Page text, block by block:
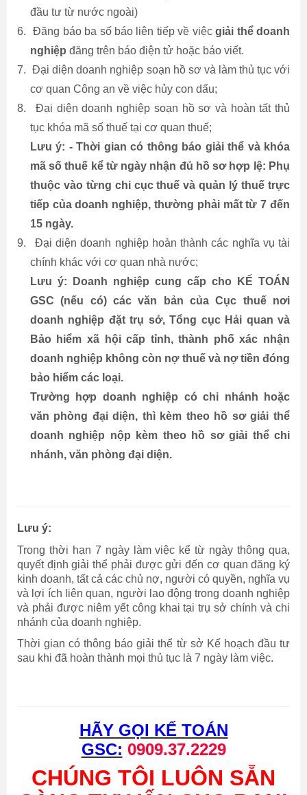
đầu tư từ nước ngoài)
6.
Đăng báo ba số báo liên tiếp về việcgiải thể doanh
nghiệp đăng trên báo điện tử hoặc báo viết.
7.
Đại diện doanh nghiệp soạn hồ sơ và làm thủ tục với
cơ quan Công an về việc hủy con dấu;
8.
Đại diện doanh nghiệp soạn hồ sơ và hoàn tất thủ
tục khóa mã số thuế tại cơ quan thuế;
Lưu ý: - Thời gian có thông báo giải thể và khóa
mã số thuế kể từ ngày nhận đủ hồ sơ hợp lệ: Phụ
thuộc vào từng chi cục thuế và quản lý thuế trực
tiếp của doanh nghiệp, thường phải mất từ 7 đến
15 ngày.
9.
Đại diện doanh nghiệp hoàn thành các nghĩa vụ tài
chính khác với cơ quan nhà nước;
Lưu ý: Doanh nghiệp cung cấp cho KẾ TOÁN
GSC (nếu có) các văn bản của Cục thuế nơi
doanh nghiệp đặt trụ sở, Tổng cục Hải quan và
Bảo hiểm xã hội cấp tỉnh, thành phố xác nhận
doanh nghiệp không còn nợ thuế và nợ tiền đóng
bảo hiểm các loại.
Trường hợp doanh nghiệp có chi nhánh hoặc
văn phòng đại diện, thì kèm theo hồ sơ giải thể
doanh nghiệp nộp kèm theo hồ sơ giải thể chi
nhánh, văn phòng đại diện.
Lưu ý:
Trong thời hạn 7 ngày làm việc kể từ ngày thông qua,
quyết định giải thể phải được gửi đến cơ quan đăng ký
kinh doanh, tất cả các chủ nợ, người có quyền, nghĩa vụ
và lợi ích liên quan, người lao động trong doanh nghiệp
và phải được niêm yết công khai tại trụ sở chính và chi
nhánh của doanh nghiệp.
Thời gian có thông báo giải thể từ sở Kế hoạch đầu tư
sau khi đã hoàn thành mọi thủ tục là 7 ngày làm việc.
HÃY GỌI KẾ TOÁN
GSC: 0909.37.2229
CHÚNG TÔI LUÔN SẴN